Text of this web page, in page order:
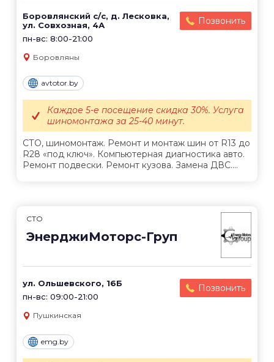
Боровлянский с/с, д. Лесковка,
ул. Совхозная, 4А
пн-вс: 8:00-21:00
Позвонить
Боровляны
avtotor.by
СТО, шиномонтаж. Ремонт и монтаж шин от R13 до
R28 «под ключ». Компьютерная диагностика авто.
Ремонт подвески. Ремонт кузова. Замена ДВС....
Каждое 5-е посещение скидка 30%. Услуга
шиномонтажа за 25-40 минут.
СТО
ЭнерджиМоторс-Груп
ул. Ольшевского, 16Б
пн-вс: 09:00-21:00
Позвонить
Пушкинская
emg.by